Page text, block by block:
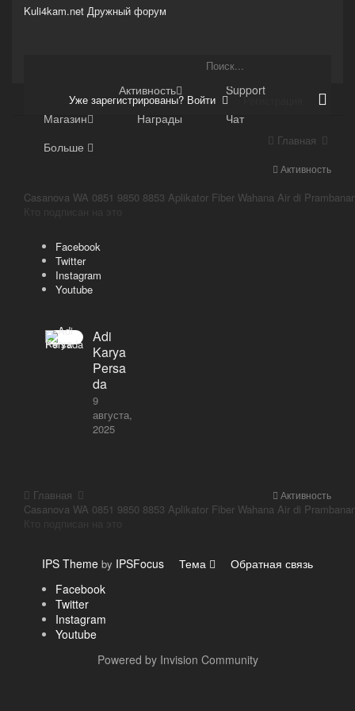
Kuli4kam.net Дружный форум
Активность
Support
Магазин
Награды
Чат
Больше
Уже зарегистрированы? Войти Регистрация
Активность
Главная
Facebook
Twitter
Instagram
Youtube
Adi
Karya
Persa
da
9
августа,
2025
Активность
Главная
IPS Theme by IPSFocus Тема
Обратная связь
Facebook
Twitter
Instagram
Youtube
Powered by Invision Community